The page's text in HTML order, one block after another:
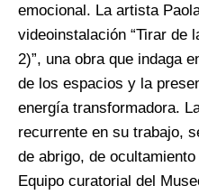
emocional. La artista
videoinstalación “Tirar de
2)”, una obra que indaga
de los espacios y la
energía transformadora.
recurrente en su trabajo,
de abrigo, de
Equipo curatorial del